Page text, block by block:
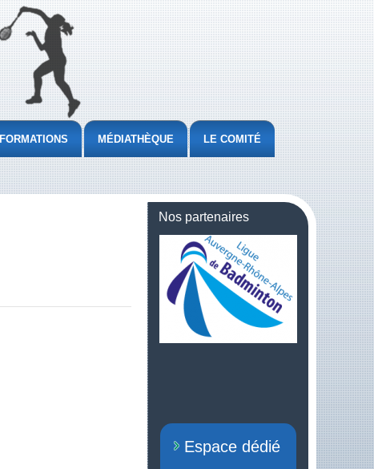
FORMATIONS MÉDIATHÈQUE LE COMITÉ
Nos partenaires
Espace dédié